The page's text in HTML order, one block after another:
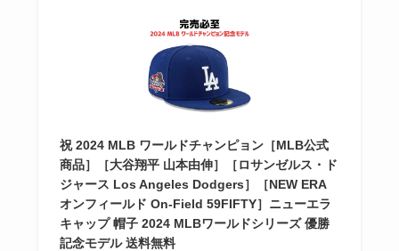
祝 2024 MLB ワールドチャンピョン［MLB公式
商品］［大谷翔平 山本由伸］［ロサンゼルス・ド
ジャース Los Angeles Dodgers］［NEW ERA
オンフィールド On-Field 59FIFTY］ニューエラ
キャップ 帽子 2024 MLBワールドシリーズ 優勝
記念モデル 送料無料